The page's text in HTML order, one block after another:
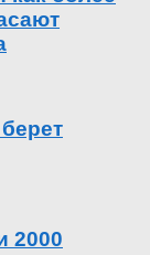
2000